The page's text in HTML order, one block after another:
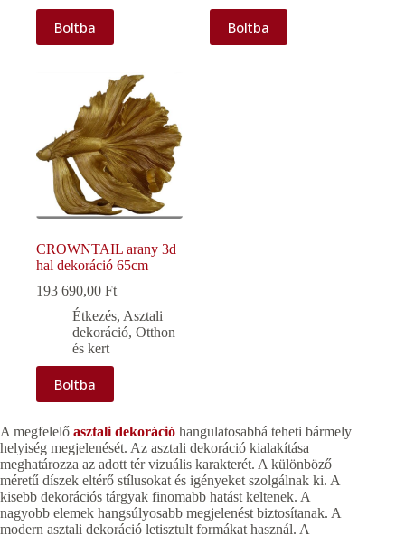
Boltba Boltba
CROWNTAIL arany 3d
hal dekoráció 65cm
193 690,00 Ft
Étkezés, Asztali
dekoráció, Otthon
és kert
Boltba
A megfelelő asztali dekoráció hangulatosabbá teheti bármely
helyiség megjelenését. Az asztali dekoráció kialakítása
meghatározza az adott tér vizuális karakterét. A különböző
méretű díszek eltérő stílusokat és igényeket szolgálnak ki. A
kisebb dekorációs tárgyak finomabb hatást keltenek. A
nagyobb elemek hangsúlyosabb megjelenést biztosítanak. A
modern asztali dekoráció letisztult formákat használ. A